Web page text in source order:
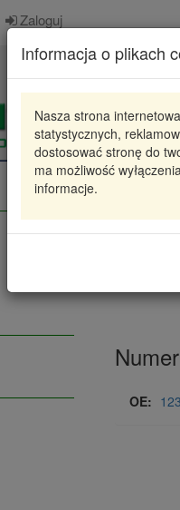
Zaloguj
Informacja o plikach
Nasza strona
statystycznych,
dostosować stronę do
ma możliwość
informacje.
S50505
OE: